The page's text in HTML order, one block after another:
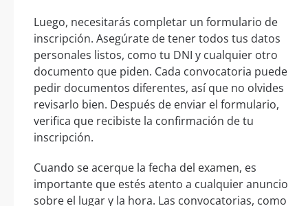
Luego, necesitarás completar un formulario de
inscripción. Asegúrate de tener todos tus datos
personales listos, como tu DNI y cualquier otro
documento que piden. Cada convocatoria puede
pedir documentos diferentes, así que no olvides
revisarlo bien. Después de enviar el formulario,
verifica que recibiste la confirmación de tu
inscripción.
Cuando se acerque la fecha del examen, es
importante que estés atento a cualquier anuncio
sobre el lugar y la hora. Las convocatorias, como